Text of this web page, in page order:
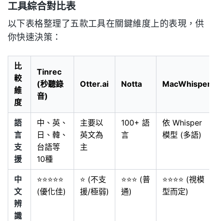
工具綜合對比表
以下表格整理了五款工具在關鍵維度上的表現，供
你快速決策：
比
較
維
度
Tinrec
(秒聽錄
音)
Otter.ai Notta MacWhisper
語
言
支
援
中、英、
日、韓、
台語等
10種
主要以
英文為
主
100+ 語
言
依 Whisper
模型 (多語)
中
文
辨
識
⭐⭐⭐⭐⭐
(優化佳)
⭐ (不支
援/極弱)
⭐⭐⭐ (普
通)
⭐⭐⭐⭐ (視模
型而定)